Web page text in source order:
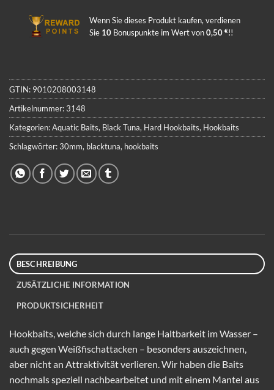
Wenn Sie dieses Produkt kaufen, verdienen
Sie 10 Bonuspunkte im Wert von0,50 €!!
GTIN: 9010208003148
Artikelnummer:3148
Kategorien:Aquatic Baits, Black Tuna, Hard Hookbaits, Hookbaits
Schlagwörter:30mm, blacktuna, hookbaits
BESCHREIBUNG
ZUSÄTZLICHE INFORMATION
PRODUKTSICHERHEIT
Hookbaits, welche sich durch lange Haltbarkeit im Wasser –
auch gegen Weißfischattacken – besonders auszeichnen,
aber nicht an Attraktivität verlieren. Wir haben die Baits
nochmals speziell nachbearbeitet und mit einem Mantel aus